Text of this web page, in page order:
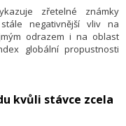
zřetelné známky
negativnější vliv na
odrazem i na oblast
globální propustnosti
ekonomiku a logistiku
kvůli stávce zcela